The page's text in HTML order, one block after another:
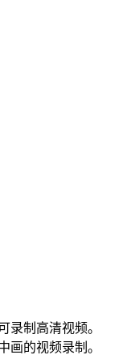
录制高清视频。
画的视频录制。